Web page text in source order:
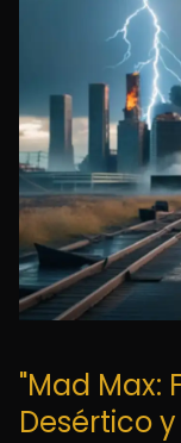
"Mad Max:
Desértico